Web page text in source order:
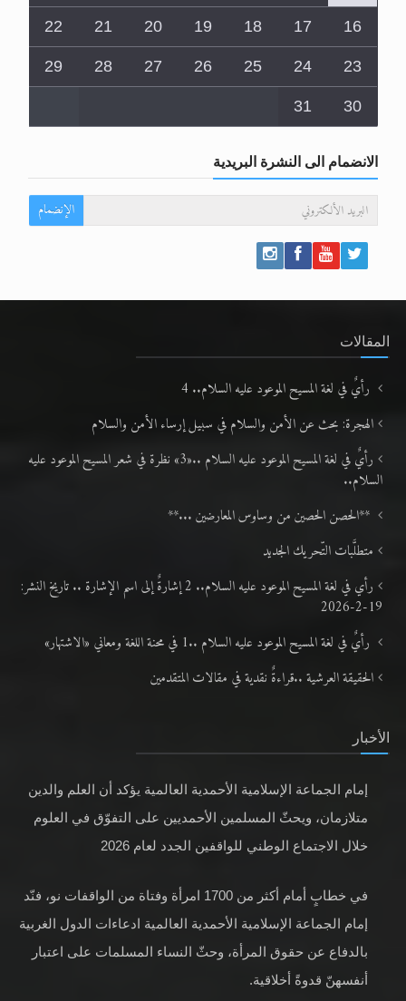
16
17
18
19
20
21
22
23
24
25
26
27
28
29
30
31
الانضمام الى النشرة البريدية
الإنضمام
المقالات
رأيٌ في لغة المسيح الموعود عليه السلام.. 4
الهجرة: بحث عن الأمن والسلام في سبيل إرساء الأمن والسلام
رأيٌ في لغة المسيح الموعود عليه السلام ..«3» نظرة في شعر المسيح الموعود عليه
السلام..
**الحصن الحصين من وساوس المعارضين ...**
متطلَّبات التّحريك الجديد
رأي في لغة المسيح الموعود عليه السلام.. 2 إشارةٌ إلى اسم الإشارة .. تاريخ النشر:
19-2-2026
رأيٌ في لغة المسيح الموعود عليه السلام ..1 في محنة اللغة ومعاني «الاشتهار»
الحقيقة العرشية ..قراءةٌ نقدية في مقالات المتقدمين
الأخبار
إمام الجماعة الإسلامية الأحمدية العالمية يؤكد أن العلم والدين
متلازمان، ويحثّ المسلمين الأحمديين على التفوّق في العلوم
خلال الاجتماع الوطني للواقفين الجدد لعام 2026
في خطابٍ أمام أكثر من 1700 امرأة وفتاة من الواقفات نو، فنّد
إمام الجماعة الإسلامية الأحمدية العالمية ادعاءات الدول الغربية
بالدفاع عن حقوق المرأة، وحثّ النساء المسلمات على اعتبار
أنفسهنّ قدوةً أخلاقية.